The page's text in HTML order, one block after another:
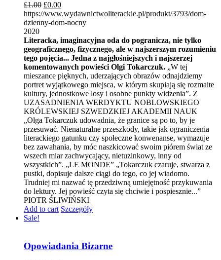
£1.00 £0.00
https://www.wydawnictwoliterackie.pl/produkt/3793/dom-
dzienny-dom-nocny
2020
Literacka, imaginacyjna oda do pogranicza, nie tylko
geograficznego, fizycznego, ale w najszerszym rozumieniu
tego pojęcia... Jedna z najgłośniejszych i najszerzej
komentowanych powieści Olgi Tokarczuk. „W tej
mieszance pięknych, uderzających obrazów odnajdziemy
portret wyjątkowego miejsca, w którym skupiają się rozmaite
kultury, jednostkowe losy i osobne punkty widzenia”. Z
UZASADNIENIA WERDYKTU NOBLOWSKIEGO
KRÓLEWSKIEJ SZWEDZKIEJ AKADEMII NAUK
„Olga Tokarczuk udowadnia, że granice są po to, by je
przesuwać. Nienaturalne przeszkody, takie jak ograniczenia
literackiego gatunku czy społeczne konwenanse, wymazuje
bez zawahania, by móc naszkicować swoim piórem świat ze
wszech miar zachwycający, nietuzinkowy, inny od
wszystkich”. „LE MONDE” „Tokarczuk czaruje, stwarza z
pustki, dopisuje dalsze ciągi do tego, co jej wiadomo.
Trudniej mi nazwać tę przedziwną umiejętność przykuwania
do lektury. Jej powieść czyta się chciwie i pospiesznie...”
PIOTR ŚLIWIŃSKI
Add to cart Szczegóły
Sale!
Opowiadania Bizarne